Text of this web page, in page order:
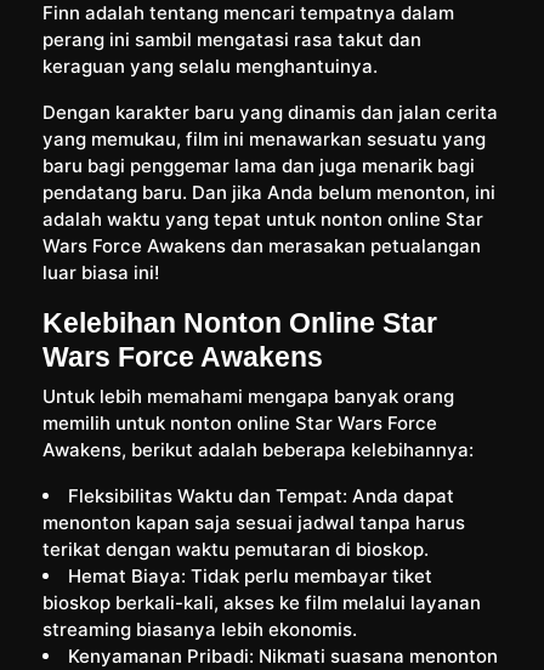
Finn adalah tentang mencari tempatnya dalam
perang ini sambil mengatasi rasa takut dan
keraguan yang selalu menghantuinya.
Dengan karakter baru yang dinamis dan jalan cerita
yang memukau, film ini menawarkan sesuatu yang
baru bagi penggemar lama dan juga menarik bagi
pendatang baru. Dan jika Anda belum menonton, ini
adalah waktu yang tepat untuk nonton online Star
Wars Force Awakens dan merasakan petualangan
luar biasa ini!
Kelebihan Nonton Online Star
Wars Force Awakens
Untuk lebih memahami mengapa banyak orang
memilih untuk nonton online Star Wars Force
Awakens, berikut adalah beberapa kelebihannya:
Fleksibilitas Waktu dan Tempat: Anda dapat
menonton kapan saja sesuai jadwal tanpa harus
terikat dengan waktu pemutaran di bioskop.
Hemat Biaya: Tidak perlu membayar tiket
bioskop berkali-kali, akses ke film melalui layanan
streaming biasanya lebih ekonomis.
Kenyamanan Pribadi: Nikmati suasana menonton